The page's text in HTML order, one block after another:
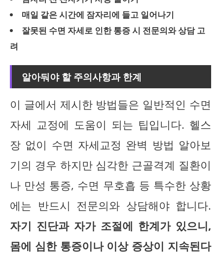
매일 같은 시간에 잠자리에 들고 일어나기
잘못된 수면 자세로 인한 통증 시 전문의와 상담 고
려
알아둬야 할 주의사항과 한계
이 글에서 제시한 방법들은 일반적인 수면
자세 교정에 도움이 되는 팁입니다. 헬스
장 없이 수면 자세교정 완벽 방법 알아보
기의 경우 하지만 심각한 근골격계 질환이
나 만성 통증, 수면 무호흡 등 특수한 상황
에는 반드시 전문의와 상담해야 합니다.
자기 진단과 자가 조절에 한계가 있으니,
몸에 심한 통증이나 이상 증상이 지속된다